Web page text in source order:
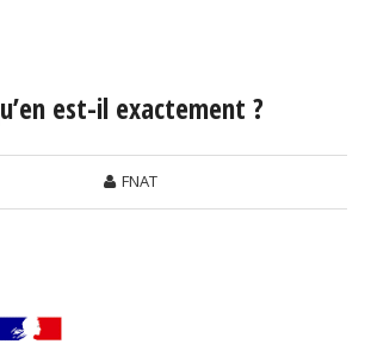
est-il exactement ?
FNAT